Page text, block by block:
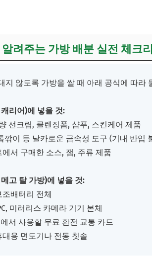
려주는 가방 배분 실전 체크
지 않도록 가방을 쌀 때 아래 공식에 따라
리어)에 넣을 것:
선크림, 클렌징폼, 샴푸, 스킨케어 제품
깎이 등 날카로운 금속성 도구 (기내 반입
서 구매한 소스, 잼, 주류 제품
고 탈 가방)에 넣을 것:
배터리 전체
미러리스 카메라 기기 본체
서 사용할 무료 환전 교통 카드
용 면도기나 전동 칫솔